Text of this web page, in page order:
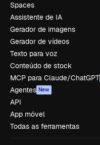
Spaces
Assistente de IA
Gerador de imagens
Gerador de vídeos
Texto para voz
Conteúdo de stock
MCP para Claude/ChatGPT
Agentes New
API
App móvel
Todas as ferramentas